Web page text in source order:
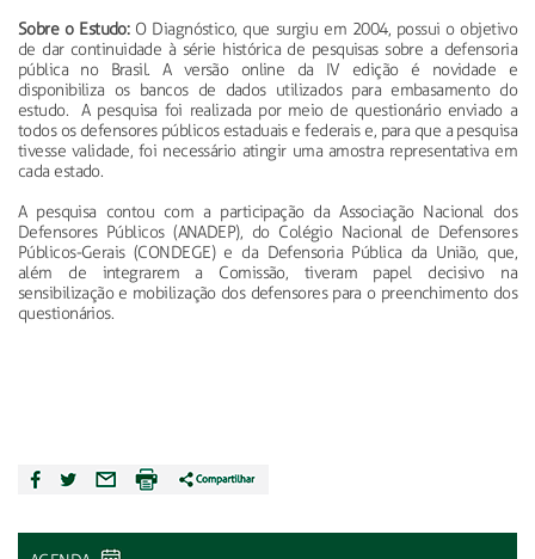
Sobre o Estudo:O Diagnóstico, que surgiu em 2004, possui o objetivo
de dar continuidade à série histórica de pesquisas sobre a defensoria
pública no Brasil. A versão online da IV edição é novidade e
disponibiliza os bancos de dados utilizados para embasamento do
estudo. A pesquisa foi realizada por meio de questionário enviado a
todos os defensores públicos estaduais e federais e, para que a pesquisa
tivesse validade, foi necessário atingir uma amostra representativa em
cada estado.
A pesquisa contou com a participação da Associação Nacional dos
Defensores Públicos (ANADEP), do Colégio Nacional de Defensores
Públicos-Gerais (CONDEGE) e da Defensoria Pública da União, que,
além de integrarem a Comissão, tiveram papel decisivo na
sensibilização e mobilização dos defensores para o preenchimento dos
questionários.